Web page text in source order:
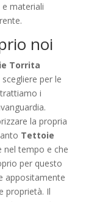
materiali
noi
Torrita
per le
i
la propria
Tettoie
nel tempo e che
per questo
appositamente
proprietà. Il